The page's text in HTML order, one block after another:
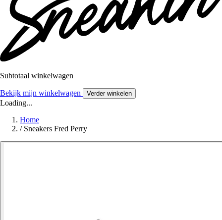
Subtotaal winkelwagen
Bekijk mijn winkelwagen Verder winkelen
Loading...
Home
/ Sneakers Fred Perry